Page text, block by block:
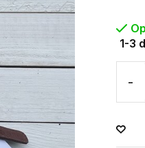
1-3
-